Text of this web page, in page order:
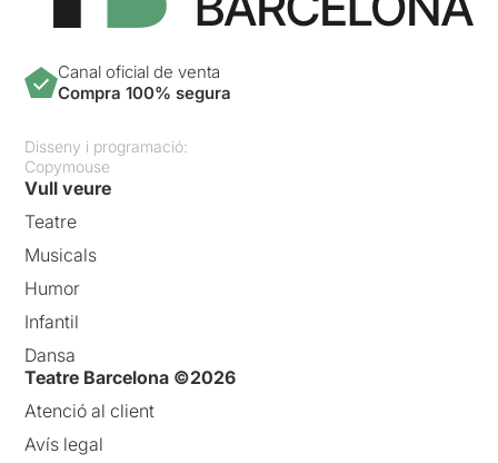
Canal oficial de venta
Compra 100% segura
Disseny i programació:
Copymouse
Vull veure
Teatre
Musicals
Humor
Infantil
Dansa
Teatre Barcelona ©2026
Atenció al client
Avís legal